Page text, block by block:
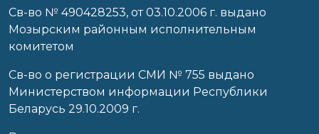
Cв-во № 490428253, от 03.10.2006 г. выдано
Мозырским районным исполнительным
комитетом
Св-во о регистрации СМИ № 755 выдано
Министерством информации Республики
Беларусь 29.10.2009 г.